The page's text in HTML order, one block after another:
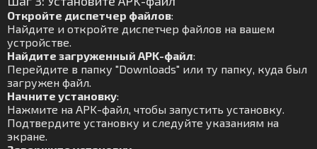
Откройте диспетчер файлов:
Найдите и откройте диспетчер файлов на вашем
устройстве.
Найдите загруженный APK-файл:
Перейдите в папку "Downloads" или ту папку, куда был
загружен файл.
Начните установку:
Нажмите на APK-файл, чтобы запустить установку.
Подтвердите установку и следуйте указаниям на
экране.